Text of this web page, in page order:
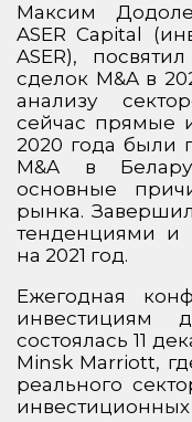
Максим
ASER Capital
ASER),
сделок M&A в
анализу
сейчас прямые
2020 года были
M&A в
основные
рынка.
тенденциями и
на 2021 год.
Ежегодная
инвестициям
состоялась 11
Minsk Marriott,
реального
инвестиционных